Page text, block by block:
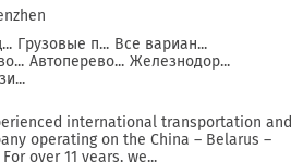
Грузовые п... Все вариан...
Автоперево... Железнодор...
international transportation and
operating on the China – Belarus –
over 11 years, we...